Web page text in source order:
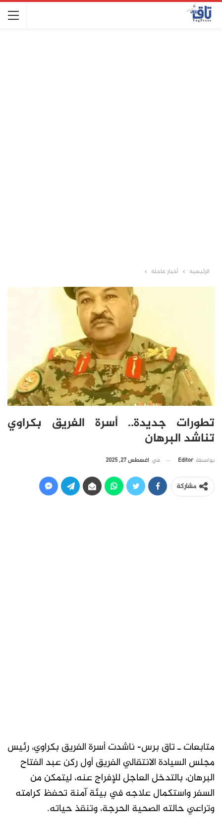
الرئيسية أخبار عاجلة
تطورات جديدة.. أسرة الفريق بكراوي
تناشد البرهان
بواسطة Editor في أغسطس 27, 2025
مشاركة
متابعات ـ تاق برس- ناشدت أسرة الفريق بكراوي، رئيس
مجلس السيادة الانتقالي الفريق أول ركن عبد الفتاح
البرهان، بالتدخل العاجل للإفراج عنه، ليتمكن من
السفر واستكمال علاجه في بيئة آمنة تحفظ كرامته
وتراعي حالته الصحية الحرجة، وتنقذ حياته.